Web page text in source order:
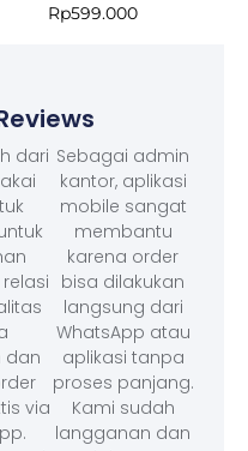
Rp599.000
dari
dan
via
Sebagai admin
kantor, aplikasi
mobile sangat
membantu
karena order
bisa dilakukan
langsung dari
WhatsApp atau
aplikasi tanpa
proses panjang.
Kami sudah
langganan dan